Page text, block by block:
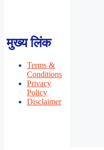
मुख्य लिंक
Terms &
Conditions
Privacy
Policy
Disclaimer